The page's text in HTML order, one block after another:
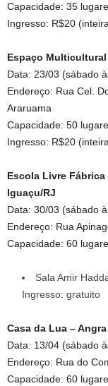
Capacidade: 35
Ingresso: R$20
Espaço Multicultural
Data: 23/03 (sábado
Endereço: Rua Cel.
Araruama
Capacidade: 50
Ingresso: R$20
Escola Livre
Iguaçu/RJ
Data: 30/03 (sábado
Endereço: Rua
Capacidade: 60
Sala Amir
Ingresso: gratuito
Casa da Lua –
Data: 13/04 (sábado
Endereço: Rua do
Capacidade: 60